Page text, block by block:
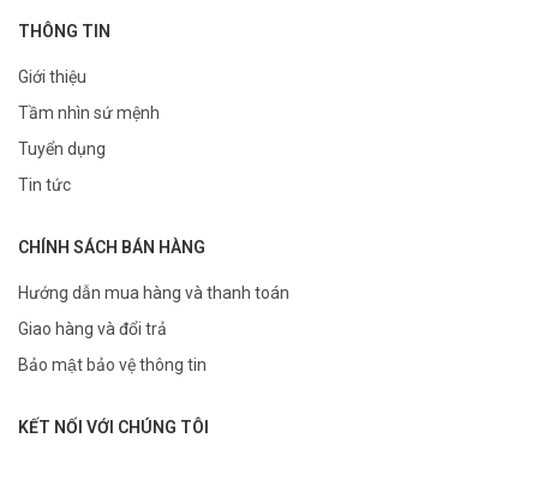
THÔNG TIN
Giới thiệu
Tầm nhìn sứ mệnh
Tuyển dụng
Tin tức
CHÍNH SÁCH BÁN HÀNG
Hướng dẫn mua hàng và thanh toán
Giao hàng và đổi trả
Bảo mật bảo vệ thông tin
KẾT NỐI VỚI CHÚNG TÔI